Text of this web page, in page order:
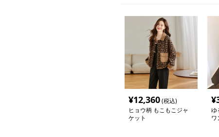
¥12,360(税込)
ヒョウ柄 もこもこジャ
ケット
¥
ゆ
ワ